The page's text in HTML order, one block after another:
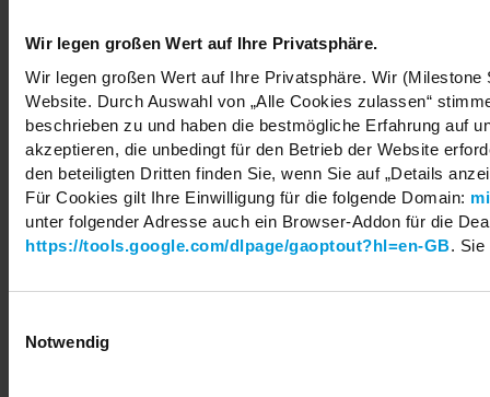
Wir legen großen Wert auf Ihre Privatsphäre.
Wir legen großen Wert auf Ihre Privatsphäre. Wir
Website. Durch Auswahl von „Alle Cookies zulassen“
beschrieben zu und haben die bestmögliche Erfahrung auf
akzeptieren, die unbedingt für den Betrieb der Website
den beteiligten Dritten finden Sie, wenn Sie auf „Details
Für Cookies gilt Ihre Einwilligung für die folgende Domain:
unter folgender Adresse auch ein Browser-Addon für die
https://tools.google.com/dlpage/gaoptout?hl=en-GB.
Notwendig
Copyright © 2026 Milestone Systems A/S. All rights reserved.